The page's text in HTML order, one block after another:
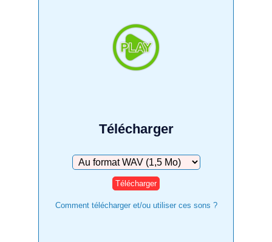
Télécharger
Télécharger
Comment télécharger et/ou utiliser ces sons ?